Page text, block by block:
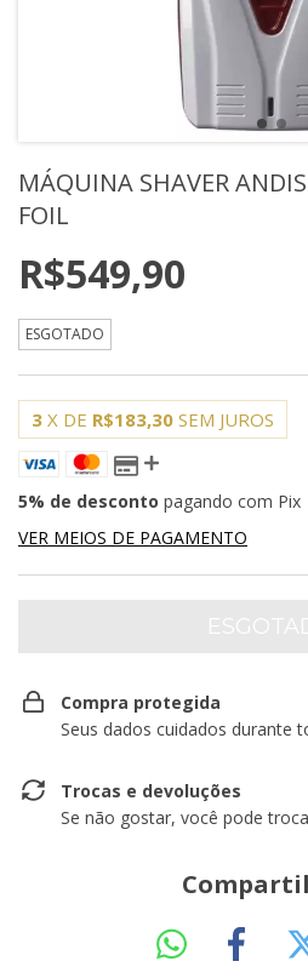
MÁQUINA SHAVER
FOIL
R$549,90
ESGOTADO
3 X DE R$183,30 SEM JUROS
5% de desconto pagando com Pix
VER MEIOS DE PAGAMENTO
Compra protegida
Seus dados cuidados durante
Trocas e devoluções
Se não gostar, você pode